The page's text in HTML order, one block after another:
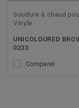
Soudure à chaud
Vinyle
UNICOLOURED
0233
Comparer